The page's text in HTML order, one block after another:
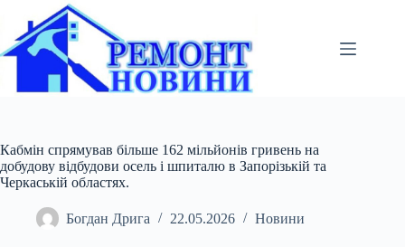
вмісту
Кабмін спрямував більше 162 мільйонів гривень на
добудову відбудови осель і шпиталю в Запорізькій та
Черкаській областях.
Богдан Дрига 22.05.2026 Новини